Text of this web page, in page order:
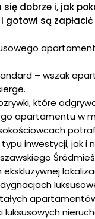
dobrze i, jak
są zapłacić
– wszak
które
apartamentu w
inwestycji, jak i